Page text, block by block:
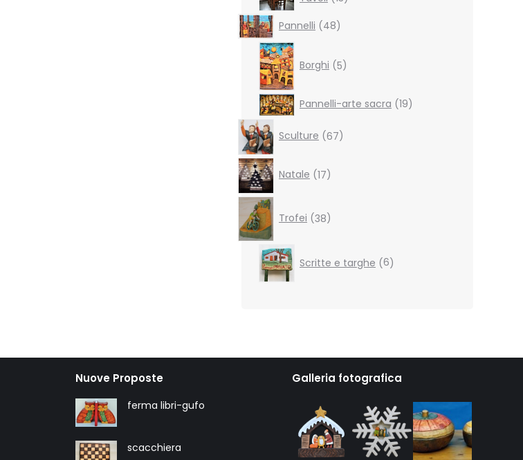
products
Pannelli
4848
products
Borghi 5products
Pannelli-arte sacra 1919
Sculture 67products
Natale 17products
Trofei 38products
Scritte e targhe 6products
Nuove Proposte
ferma libri-gufo
scacchiera
Galleria fotografica